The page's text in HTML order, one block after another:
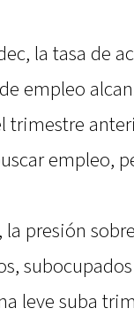
la tasa de
empleo
trimestre
empleo,
la presión
leve suba